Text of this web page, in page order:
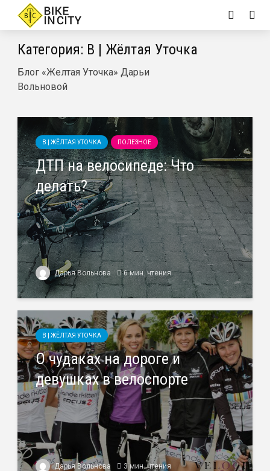
Категория: B | Жёлтая Уточка
Блог «Желтая Уточка» Дарьи
Вольновой
B | ЖЁЛТАЯ УТОЧКА ПОЛЕЗНОЕ
ДТП на велосипеде: Что
делать?
Дарья Вольнова 6 мин. чтения
B | ЖЁЛТАЯ УТОЧКА
О чудаках на дороге и
девушках в велоспорте
Дарья Вольнова 3 мин. чтения